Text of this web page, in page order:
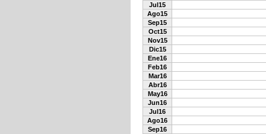
Jul15
Ago15
Sep15
Oct15
Nov15
Dic15
Ene16
Feb16
Mar16
Abr16
May16
Jun16
Jul16
Ago16
Sep16